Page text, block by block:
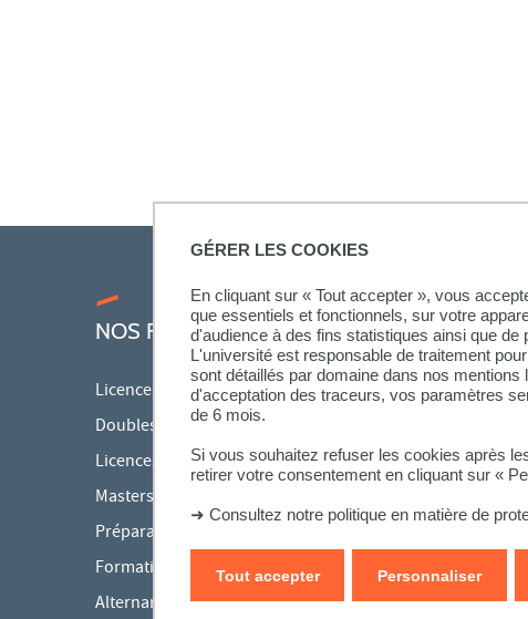
GÉRER LES COOKIES
En cliquant sur « Tout accepter », vous
que essentiels et fonctionnels, sur votre
d'audience à des fins statistiques ainsi que de
L'université est responsable de traitement
sont détaillés par domaine dans nos
d'acceptation des traceurs, vos paramètres
de 6 mois.
Si vous souhaitez refuser les cookies après
retirer votre consentement en cliquant sur «
➜ Consultez notre politique en matière de
Tout accepter Personnaliser
NOS FORMATIONS
Licences
Doubles licences
Licences pro
Masters
Préparations aux concours
Formation continue
Alternance